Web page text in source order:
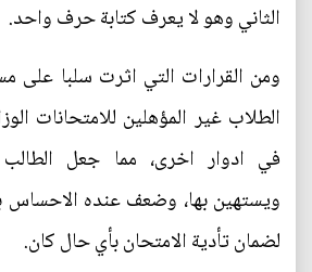
الثاني وهو لا يعرف كتابة حرف واحد.
ومن القرارات التي اثرت سلبا على
الطلاب غير المؤهلين للامتحانات
في ادوار اخرى، مما جعل الطالب
ويستهين بها، وضعف عنده الاحساس
لضمان تأدية الامتحان بأي حال كان.